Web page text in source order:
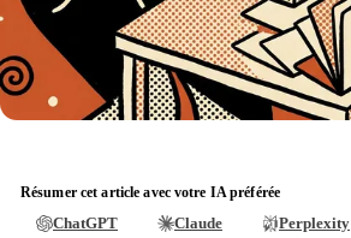
Résumer cet article avec votre IA préférée
ChatGPT Claude Perplexity